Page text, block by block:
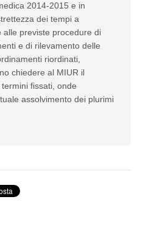
2014-2015 e in
dei tempi a
previste procedure di
e di rilevamento delle
riordinati,
chiedere al MIUR il
fissati, onde
assolvimento dei plurimi